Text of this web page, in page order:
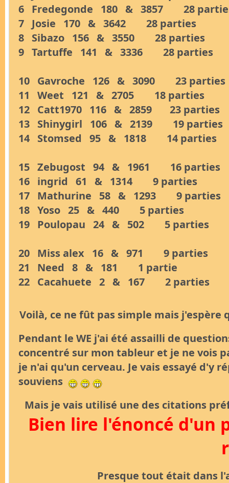
6 Fredegonde 180 & 3857 28
7 Josie 170 & 3642 28 parties
8 Sibazo 156 & 3550 28 parties
9 Tartuffe 141 & 3336 28 parties
10 Gavroche 126 & 3090 23 parties
11 Weet 121 & 2705 18 parties
12 Catt1970 116 & 2859 23 parties
13 Shinygirl 106 & 2139 19 parties
14 Stomsed 95 & 1818 14 parties
15 Zebugost 94 & 1961 16 parties
16 ingrid 61 & 1314 9 parties
17 Mathurine 58 & 1293 9 parties
18 Yoso 25 & 440 5 parties
19 Poulopau 24 & 502 5 parties
20 Miss alex 16 & 971 9 parties
21 Need 8 & 181 1 partie
22 Cacahuete 2 & 167 2 parties
Voilà, ce ne fût pas simple mais
Pendant le WE j'ai été assailli de
concentré sur mon tableur et je ne vois
je n'ai qu'un cerveau. Je vais essayé d'y
souviens
Mais je vais utilisé une des citations
Bien lire l'énoncé d'un
Presque tout était dans